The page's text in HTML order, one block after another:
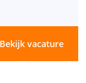
de kwaliteit en
expertise
Bekijk vacature